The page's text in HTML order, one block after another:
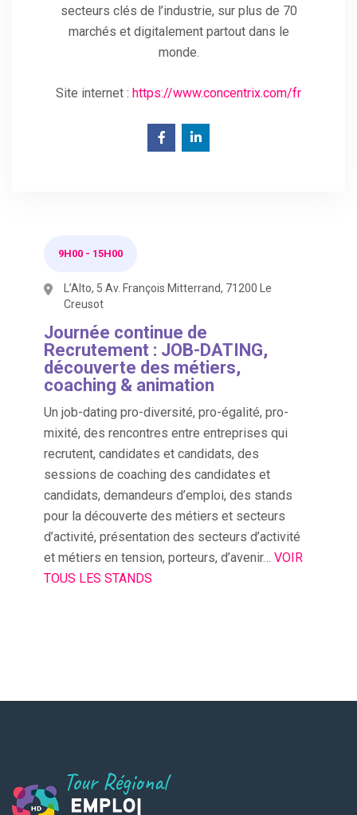
secteurs clés de l’industrie, sur plus de 70
marchés et digitalement partout dans le
monde.
Site internet : https://www.concentrix.com/fr
9H00 - 15H00
L’Alto, 5 Av. François Mitterrand, 71200 Le
Creusot
Journée continue de
Recrutement : JOB-DATING,
découverte des métiers,
coaching & animation
Un job-dating pro-diversité, pro-égalité, pro-
mixité, des rencontres entre entreprises qui
recrutent, candidates et candidats, des
sessions de coaching des candidates et
candidats, demandeurs d’emploi, des stands
pour la découverte des métiers et secteurs
d’activité, présentation des secteurs d’activité
et métiers en tension, porteurs, d’avenir… VOIR
TOUS LES STANDS